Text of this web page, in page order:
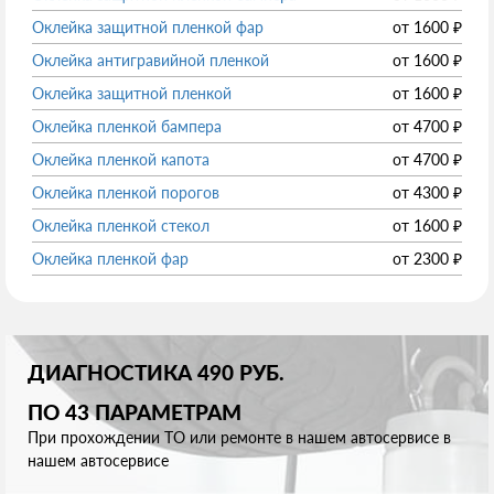
Оклейка защитной пленкой фар
от 1600 ₽
Оклейка антигравийной пленкой
от 1600 ₽
Оклейка защитной пленкой
от 1600 ₽
Оклейка пленкой бампера
от 4700 ₽
Оклейка пленкой капота
от 4700 ₽
Оклейка пленкой порогов
от 4300 ₽
Оклейка пленкой стекол
от 1600 ₽
Оклейка пленкой фар
от 2300 ₽
ДИАГНОСТИКА 490 РУБ.
ПО 43 ПАРАМЕТРАМ
При прохождении ТО или ремонте в нашем автосервисе в
нашем автосервисе